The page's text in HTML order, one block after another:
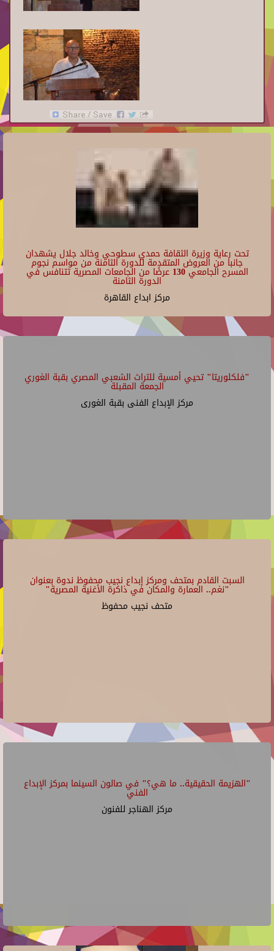
تحت رعاية وزيرة الثقافة حمدي سطوحي وخالد جلال يشهدان
جانبا من العروض المتقدمة للدورة الثامنة من مواسم نجوم
المسرح الجامعي 130 عرضًا من الجامعات المصرية تتنافس في
الدورة الثامنة
مركز ابداع القاهرة
"فلكلوريتا" تحيي أمسية للتراث الشعبي المصري بقبة الغوري
الجمعة المقبلة
مركز الإبداع الفنى بقبة الغورى
السبت القادم بمتحف ومركز إبداع نجيب محفوظ ندوة بعنوان
"نغم.. العمارة والمكان في ذاكرة الأغنية المصرية"
متحف نجيب محفوظ
"الهزيمة الحقيقية.. ما هي؟" في صالون السينما بمركز الإبداع
الفني
مركز الهناجر للفنون